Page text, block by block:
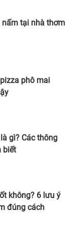
nấm tại nhà thơm
phô mai
gì? Các thông
biết
không? 6 lưu ý
đúng cách